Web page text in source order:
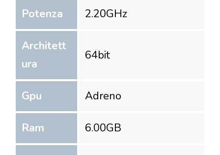
Potenza 2.20GHz
Architett
ura
64bit
Gpu Adreno
Ram 6.00GB